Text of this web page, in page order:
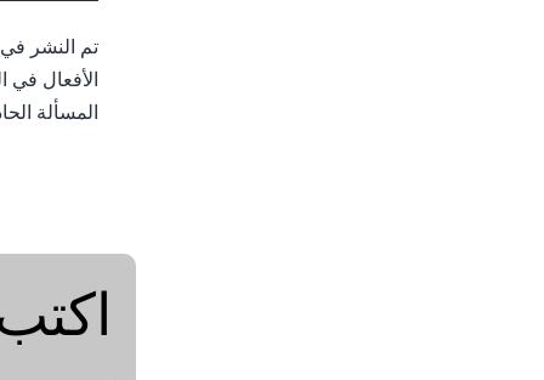
تم النشر
الأفعال في
المسألة